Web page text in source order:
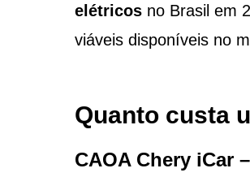
elétricosno Brasil em
viáveis disponíveis no
Quanto custa
CAOA Chery iCar